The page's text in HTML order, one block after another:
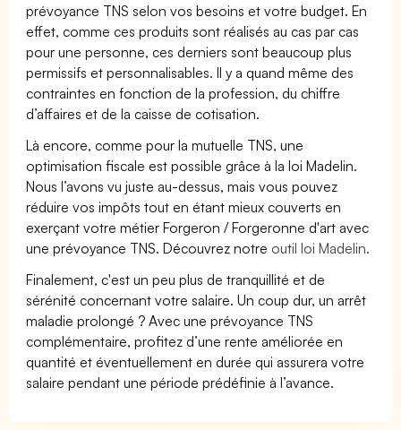
prévoyance TNS selon vos besoins et votre budget. En
effet, comme ces produits sont réalisés au cas par cas
pour une personne, ces derniers sont beaucoup plus
permissifs et personnalisables. Il y a quand même des
contraintes en fonction de la profession, du chiffre
d’affaires et de la caisse de cotisation.
Là encore, comme pour la mutuelle TNS, une
optimisation fiscale est possible grâce à la loi Madelin.
Nous l’avons vu juste au-dessus, mais vous pouvez
réduire vos impôts tout en étant mieux couverts en
exerçant votre métier Forgeron / Forgeronne d'art avec
une prévoyance TNS. Découvrez notre outil loi Madelin.
Finalement, c'est un peu plus de tranquillité et de
sérénité concernant votre salaire. Un coup dur, un arrêt
maladie prolongé ? Avec une prévoyance TNS
complémentaire, profitez d’une rente améliorée en
quantité et éventuellement en durée qui assurera votre
salaire pendant une période prédéfinie à l’avance.